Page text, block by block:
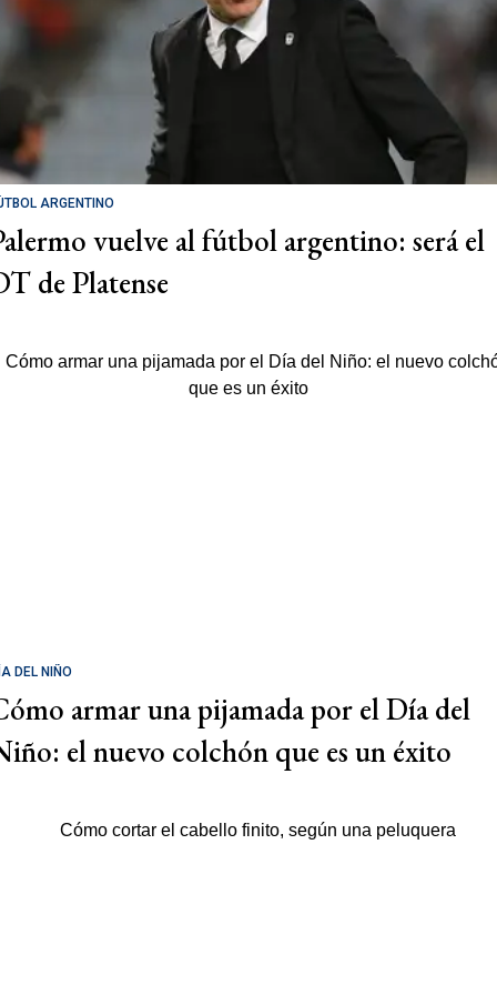
ARGENTINO
vuelve al fútbol argentino: será el
de Platense
DEL NIÑO
armar una pijamada por el Día del
el nuevo colchón que es un éxito